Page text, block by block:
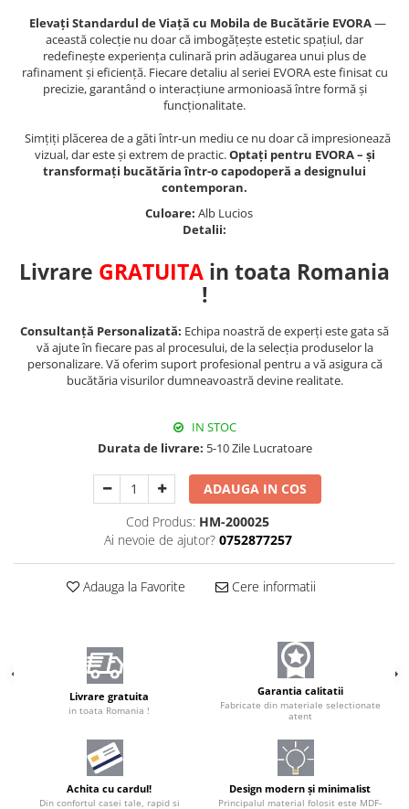
Elevați Standardul de Viață cu Mobila de Bucătărie EVORA—
această colecție nu doar că imbogățește estetic spațiul, dar
redefinește experiența culinară prin adăugarea unui plus de
rafinament și eficiență. Fiecare detaliu al seriei EVORA este finisat cu
precizie, garantând o interacțiune armonioasă între formă și
funcționalitate.
Simțiți plăcerea de a găti într-un mediu ce nu doar că impresionează
vizual, dar este și extrem de practic.Optați pentru EVORA – și
transformați bucătăria într-o capodoperă a designului
contemporan.
Culoare: Alb Lucios
Detalii:
Livrare GRATUITA in toata Romania
!
Consultanță Personalizată: Echipa noastră de experți este gata să
vă ajute în fiecare pas al procesului, de la selecția produselor la
personalizare. Vă oferim suport profesional pentru a vă asigura că
bucătăria visurilor dumneavoastră devine realitate.
IN STOC
Durata de livrare: 5-10 Zile Lucratoare
ADAUGA IN COS
Cod Produs: HM-200025
Ai nevoie de ajutor? 0752877257
Adauga la Favorite Cere informatii
Livrare gratuita
in toata Romania !
Garantia calitatii
Fabricate din materiale selectionate
atent
Achita cu cardul!
Din confortul casei tale, rapid si
Design modern și minimalist
Principalul material folosit este MDF-